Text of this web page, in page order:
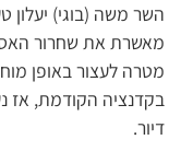
השר משה (בוגי) יעלון
מאשרת את שחרור
מטרה לעצור באופן
בקדנציה הקודמת, אז
דיור.